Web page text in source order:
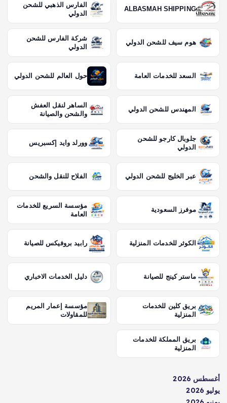
ALBASMAH SHIPPING
الفارس الذهبي للشحن
الدولي
هوم سيف للشحن الدولي
شركة الفارس للشحن
الدولي
السعد للخدمات العامة حول العالم للشحن الدولي
المهندس للشحن الدولي
الساهر لنقل العفش
والشحن والصيانة
جلوبال كارجو للشحن
الدولي
وورلد وايد إكسبريس
عبر الخليج للشحن الدولي الفلاح للنقل والشحن
موفرز السعودية
مؤسسة السريع للخدمات
العامة
الكوثر للخدمات المنزلية رابيد بروفيكس للصيانة
ماستر كينج للصيانة دليل الخدمات الاخباري
بريق كلين للخدمات
المنزلية
مؤسسة إعمار المريم
للمقاولات
بريق المملكة للخدمات
المنزلية
أغسطس 2026
يوليو 2026